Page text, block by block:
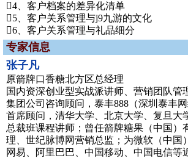
4、客户档案的差异化清单
5、客户关系管理与j9九游的文化
6、客户关系管理与礼品细分
专家信息
张子凡
原箭牌口香糖北方区总经理
国内资深创业型实战派讲师、营销团队管
集团公司咨询顾问，泰丰888（深圳泰丰网
首席顾问，清华大学、北京大学、复旦大
总裁班课程讲师；曾任箭牌糖果（中国）
理、世纪脉博网营销总监；为微软（中国
网易、阿里巴巴、中国移动、中国电信等